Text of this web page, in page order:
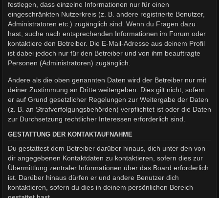
festlegen, dass einzelne Informationen nur für einen
eingeschränkten Nutzerkreis (z. B. andere registrierte Benutzer,
Administratoren etc.) zugänglich sind. Wenn du Fragen dazu
hast, suche nach entsprechenden Informationen im Forum oder
kontaktiere den Betreiber. Die E-Mail-Adresse aus deinem Profil
ist dabei jedoch nur für den Betreiber und von ihm beauftragte
Personen (Administratoren) zugänglich.
Andere als die oben genannten Daten wird der Betreiber nur mit
deiner Zustimmung an Dritte weitergeben. Dies gilt nicht, sofern
er auf Grund gesetzlicher Regelungen zur Weitergabe der Daten
(z. B. an Strafverfolgungsbehörden) verpflichtet ist oder die Daten
zur Durchsetzung rechtlicher Interessen erforderlich sind.
GESTATTUNG DER KONTAKTAUFNAHME
Du gestattest dem Betreiber darüber hinaus, dich unter den von
dir angegebenen Kontaktdaten zu kontaktieren, sofern dies zur
Übermittlung zentraler Informationen über das Board erforderlich
ist. Darüber hinaus dürfen er und andere Benutzer dich
kontaktieren, sofern du dies in deinem persönlichen Bereich